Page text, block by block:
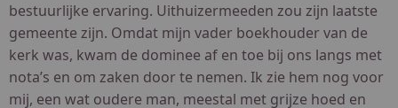
bestuurlijke ervaring. Uithuizermeeden zou zijn laatste
gemeente zijn. Omdat mijn vader boekhouder van de
kerk was, kwam de dominee af en toe bij ons langs met
nota’s en om zaken door te nemen. Ik zie hem nog voor
mij, een wat oudere man, meestal met grijze hoed en